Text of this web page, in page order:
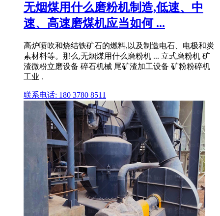
无烟煤用什么磨粉机制造,低速、中
速、高速磨煤机应当如何 ...
高炉喷吹和烧结铁矿石的燃料,以及制造电石、电极和炭
素材料等。那么,无烟煤用什么磨粉机 ... 立式磨粉机 矿
渣微粉立磨设备 碎石机械 尾矿渣加工设备 矿粉粉碎机
工业 .
联系电话: 180 3780 8511